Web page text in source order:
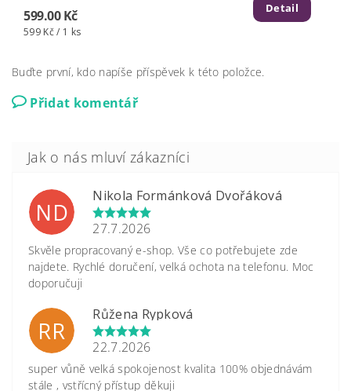
599.00 Kč
599 Kč / 1 ks
Detail
Buďte první, kdo napíše příspěvek k této položce.
Přidat komentář
ND
Nikola Formánková Dvořáková
27.7.2026
Skvěle propracovaný e-shop. Vše co potřebujete zde
najdete. Rychlé doručení, velká ochota na telefonu. Moc
doporučuji
RR
Růžena Rypková
22.7.2026
super vůně velká spokojenost kvalita 100% objednávám
stále , vstřícný přístup děkuji